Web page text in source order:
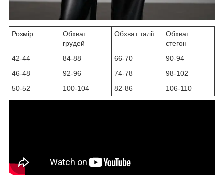
Розмір
Обхват
грудей
Обхват талії
Обхват
стегон
42-44
84-88 66-70
90-94
46-48
92-96 74-78
98-102
50-52
100-104 82-86 106-110